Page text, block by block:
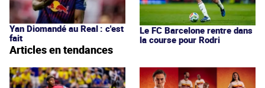
Yan Diomandé au Real : c'est
fait
Le FC Barcelone rentre dans
la course pour Rodri
Articles en tendances